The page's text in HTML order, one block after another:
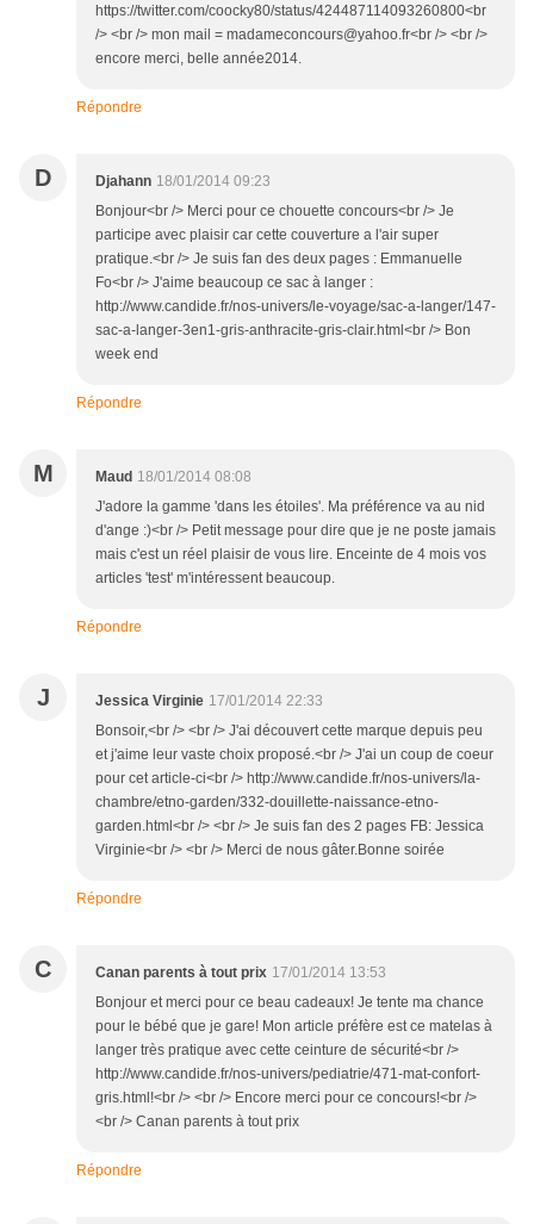
https://twitter.com/coocky80/status/424487114093260800<br
/> <br /> mon mail = madameconcours@yahoo.fr<br /> <br />
encore merci, belle année2014.
Répondre
D Djahann 18/01/2014 09:23
Bonjour<br /> Merci pour ce chouette concours<br /> Je
participe avec plaisir car cette couverture a l'air super
pratique.<br /> Je suis fan des deux pages : Emmanuelle
Fo<br /> J'aime beaucoup ce sac à langer :
http://www.candide.fr/nos-univers/le-voyage/sac-a-langer/147-
sac-a-langer-3en1-gris-anthracite-gris-clair.html<br /> Bon
week end
Répondre
M Maud 18/01/2014 08:08
J'adore la gamme 'dans les étoiles'. Ma préférence va au nid
d'ange :)<br /> Petit message pour dire que je ne poste jamais
mais c'est un réel plaisir de vous lire. Enceinte de 4 mois vos
articles 'test' m'intéressent beaucoup.
Répondre
J Jessica Virginie 17/01/2014 22:33
Bonsoir,<br /> <br /> J'ai découvert cette marque depuis peu
et j'aime leur vaste choix proposé.<br /> J'ai un coup de coeur
pour cet article-ci<br /> http://www.candide.fr/nos-univers/la-
chambre/etno-garden/332-douillette-naissance-etno-
garden.html<br /> <br /> Je suis fan des 2 pages FB: Jessica
Virginie<br /> <br /> Merci de nous gâter.Bonne soirée
Répondre
C Canan parents à tout prix 17/01/2014 13:53
Bonjour et merci pour ce beau cadeaux! Je tente ma chance
pour le bébé que je gare! Mon article préfère est ce matelas à
langer très pratique avec cette ceinture de sécurité<br />
http://www.candide.fr/nos-univers/pediatrie/471-mat-confort-
gris.html!<br /> <br /> Encore merci pour ce concours!<br />
<br /> Canan parents à tout prix
Répondre